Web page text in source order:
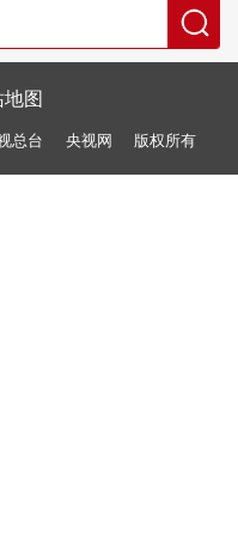
图
总台 央视网 版权所有